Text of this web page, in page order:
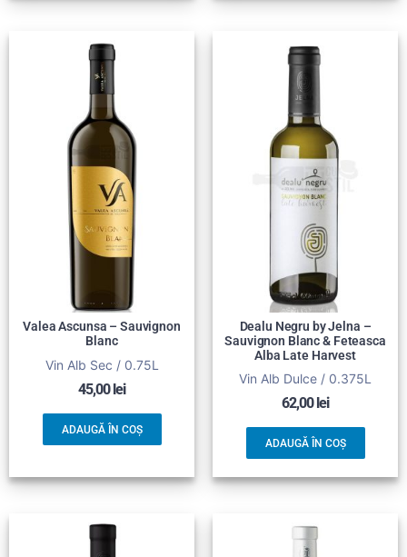
Valea Ascunsa – Sauvignon
Blanc
Vin Alb Sec / 0.75L
45,00lei
ADAUGĂ ÎN COȘ
Dealu Negru by Jelna –
Sauvignon Blanc & Feteasca
Alba Late Harvest
Vin Alb Dulce / 0.375L
62,00lei
ADAUGĂ ÎN COȘ